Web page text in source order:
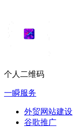
个人二维码
一瞬服务
外贸网站建设
谷歌推广